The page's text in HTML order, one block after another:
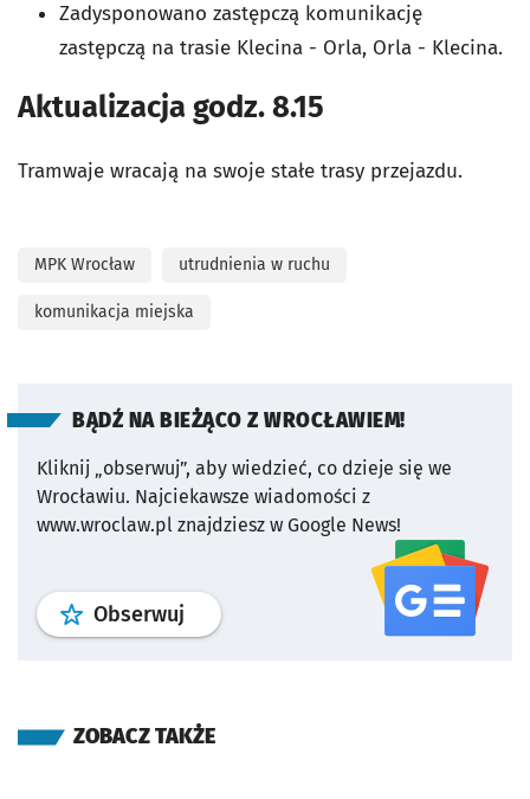
Zadysponowano zastępczą komunikację
zastępczą na trasie Klecina - Orla, Orla - Klecina.
Aktualizacja godz. 8.15
Tramwaje wracają na swoje stałe trasy przejazdu.
MPK Wrocław utrudnienia w ruchu
komunikacja miejska
BĄDŹ NA BIEŻĄCO Z WROCŁAWIEM!
Kliknij „obserwuj”, aby wiedzieć, co dzieje się we
Wrocławiu. Najciekawsze wiadomości z
www.wroclaw.pl znajdziesz w Google News!
Obserwuj profil serwisu
ZOBACZ TAKŻE